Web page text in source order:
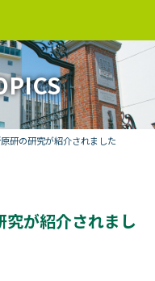
研の研究が紹介されました
究が紹介されまし